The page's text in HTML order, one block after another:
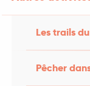
Les trails
Pêcher